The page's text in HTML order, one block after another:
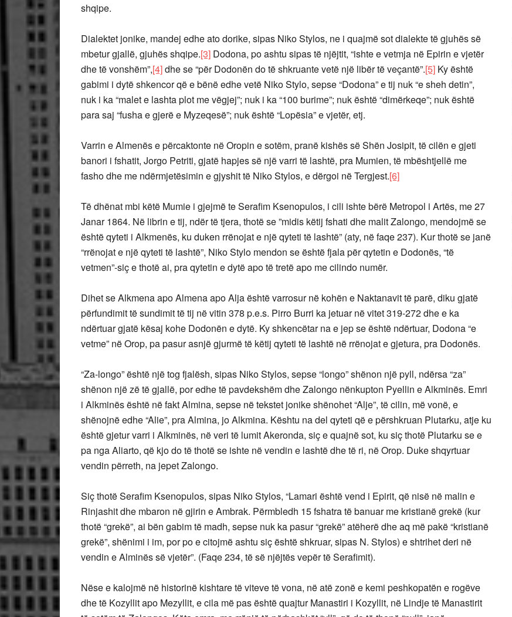
shqipe.
Dialektet jonike, mandej edhe ato dorike, sipas Niko Stylos, ne i quajmë sot dialekte të gjuhës së
mbetur gjallë, gjuhës shqipe.[3] Dodona, po ashtu sipas të njëjtit, “ishte e vetmja në Epirin e vjetër
dhe të vonshëm”,[4]dhe se “për Dodonën do të shkruante vetë një libër të veçantë”.[5] Ky është
gabimi i dytë shkencor që e bënë edhe vetë Niko Stylo, sepse “Dodona” e tij nuk “e sheh detin”,
nuk i ka “malet e lashta plot me vëgjej”; nuk i ka “100 burime”; nuk është “dimërkeqe”; nuk është
para saj “fusha e gjerë e Myzeqesë”; nuk është “Lopësia” e vjetër, etj.
Varrin e Almenës e përcaktonte në Oropin e sotëm, pranë kishës së Shën Josipit, të cilën e gjeti
banori i fshatit, Jorgo Petriti, gjatë hapjes së një varri të lashtë, pra Mumien, të mbështjellë me
fasho dhe me ndërmjetësimin e gjyshit të Niko Stylos, e dërgoi në Tergjest.[6]
Të dhënat mbi këtë Mumie i gjejmë te Serafim Ksenopulos, i cili ishte bërë Metropol i Artës, me 27
Janar 1864. Në librin e tij, ndër të tjera, thotë se ”midis këtij fshati dhe malit Zalongo, mendojmë se
është qyteti i Alkmenës, ku duken rrënojat e një qyteti të lashtë” (aty, në faqe 237). Kur thotë se janë
“rrënojat e një qyteti të lashtë”, Niko Stylo mendon se është fjala për qytetin e Dodonës, “të
vetmen”-siç e thotë ai, pra qytetin e dytë apo të tretë apo me cilindo numër.
Dihet se Alkmena apo Almena apo Alja është varrosur në kohën e Naktanavit të parë, diku gjatë
përfundimit të sundimit të tij në vitin 378 p.e.s. Pirro Burri ka jetuar në vitet 319-272 dhe e ka
ndërtuar gjatë kësaj kohe Dodonën e dytë. Ky shkencëtar na e jep se është ndërtuar, Dodona “e
vetme” në Orop, pa pasur asnjë gjurmë të këtij qyteti të lashtë në rrënojat e gjetura, pra Dodonës.
“Za-longo” është një tog fjalësh, sipas Niko Stylos, sepse “longo” shënon një pyll, ndërsa “za”
shënon një zë të gjallë, por edhe të pavdekshëm dhe Zalongo nënkupton Pyellin e Alkminës. Emri
i Alkminës është në fakt Almina, sepse në tekstet jonike shënohet “Alje”, të cilin, më vonë, e
shënojnë edhe “Alie”, pra Almina, jo Alkmina. Kështu na del qyteti që e përshkruan Plutarku, atje ku
është gjetur varri i Alkminës, në veri të lumit Akeronda, siç e quajnë sot, ku siç thotë Plutarku se e
pa nga Aliarto, që kjo do të thotë se ishte në vendin e lashtë dhe të ri, në Orop. Duke shqyrtuar
vendin përreth, na jepet Zalongo.
Siç thotë Serafim Ksenopulos, sipas Niko Stylos, “Lamari është vend i Epirit, që nisë në malin e
Rinjashit dhe mbaron në gjirin e Ambrak. Përmbledh 15 fshatra të banuar me kristianë grekë (kur
thotë “grekë”, ai bën gabim të madh, sepse nuk ka pasur “grekë” atëherë dhe aq më pakë “kristianë
grekë”, shënimi i im, por po e citojmë ashtu siç është shkruar, sipas N. Stylos) e shtrihet deri në
vendin e Alminës së vjetër”. (Faqe 234, të së njëjtës vepër të Serafimit).
Nëse e kalojmë në historinë kishtare të viteve të vona, në atë zonë e kemi peshkopatën e rogëve
dhe të Kozyllit apo Mezyllit, e cila më pas është quajtur Manastiri i Kozyllit, në Lindje të Manastirit